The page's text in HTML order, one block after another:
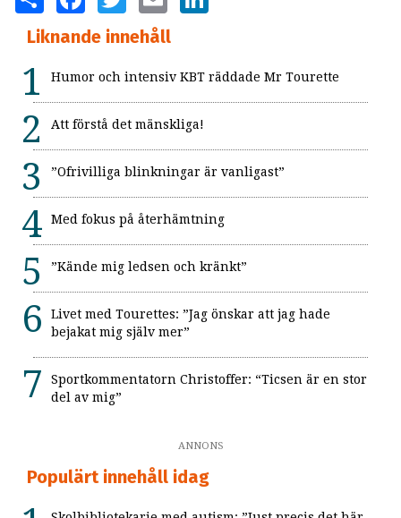
Liknande innehåll
Humor och intensiv KBT räddade Mr Tourette
Att förstå det mänskliga!
”Ofrivilliga blinkningar är vanligast”
Med fokus på återhämtning
”Kände mig ledsen och kränkt”
Livet med Tourettes: ”Jag önskar att jag hade
bejakat mig själv mer”
Sportkommentatorn Christoffer: “Ticsen är en stor
del av mig”
ANNONS
Populärt innehåll idag